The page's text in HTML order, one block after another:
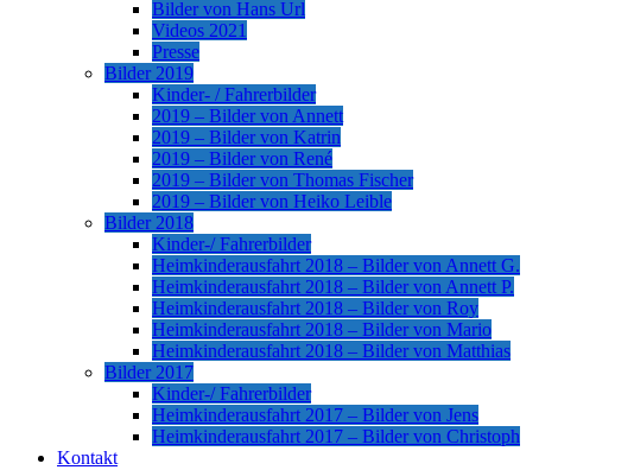
Bilder von Hans Url
Videos 2021
Presse
Bilder 2019
Kinder- / Fahrerbilder
2019 – Bilder von Annett
2019 – Bilder von Katrin
2019 – Bilder von René
2019 – Bilder von Thomas Fischer
2019 – Bilder von Heiko Leible
Bilder 2018
Kinder-/ Fahrerbilder
Heimkinderausfahrt 2018 – Bilder von Annett G.
Heimkinderausfahrt 2018 – Bilder von Annett P.
Heimkinderausfahrt 2018 – Bilder von Roy
Heimkinderausfahrt 2018 – Bilder von Mario
Heimkinderausfahrt 2018 – Bilder von Matthias
Bilder 2017
Kinder-/ Fahrerbilder
Heimkinderausfahrt 2017 – Bilder von Jens
Heimkinderausfahrt 2017 – Bilder von Christoph
Kontakt